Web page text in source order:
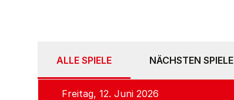
ALLE SPIELE NÄCHSTEN SPIELE
Freitag, 12. Juni 2026